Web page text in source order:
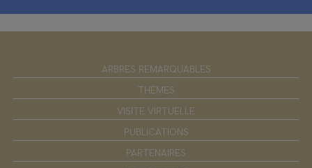
ARBRES REMARQUABLES
THÈMES
VISITE VIRTUELLE
PUBLICATIONS
PARTENAIRES